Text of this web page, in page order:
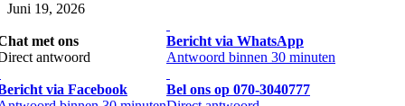
Juni 19, 2026
met ons
antwoord
via Facebook
Bericht via WhatsApp
Antwoord binnen 30 minuten
Bel ons op 070-3040777